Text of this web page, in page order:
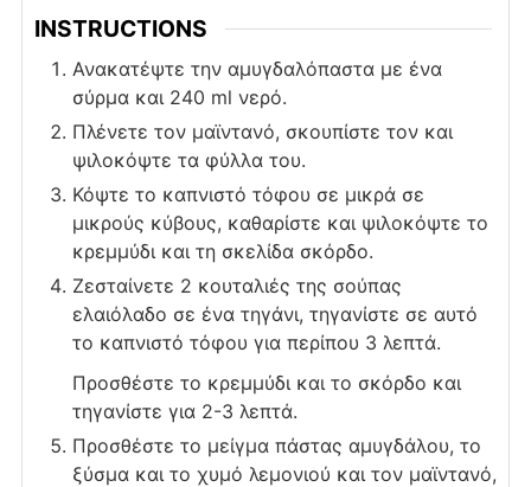
INSTRUCTIONS
Ανακατέψτε την αμυγδαλόπαστα με ένα
σύρμα και 240 ml νερό.
Πλένετε τον μαϊντανό, σκουπίστε τον και
ψιλοκόψτε τα φύλλα του.
Κόψτε το καπνιστό τόφου σε μικρά σε
μικρούς κύβους, καθαρίστε και ψιλοκόψτε το
κρεμμύδι και τη σκελίδα σκόρδο.
Ζεσταίνετε 2 κουταλιές της σούπας
ελαιόλαδο σε ένα τηγάνι, τηγανίστε σε αυτό
το καπνιστό τόφου για περίπου 3 λεπτά.
Προσθέστε το κρεμμύδι και το σκόρδο και
τηγανίστε για 2-3 λεπτά.
Προσθέστε το μείγμα πάστας αμυγδάλου, το
ξύσμα και το χυμό λεμονιού και τον μαϊντανό,